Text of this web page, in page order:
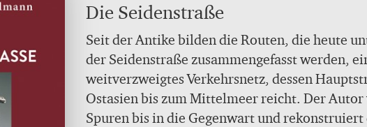
Die Seidenstraße
Seit der Antike bilden die Routen, die heute
der Seidenstraße zusammengefasst werden,
weitverzweigtes Verkehrsnetz, dessen
Ostasien bis zum Mittelmeer reicht. Der Autor
Spuren bis in die Gegenwart und